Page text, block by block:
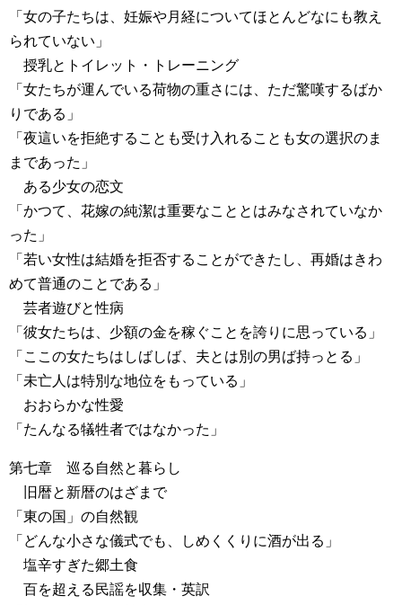
「女の子たちは、妊娠や月経についてほとんどなにも教え
られていない」
授乳とトイレット・トレーニング
「女たちが運んでいる荷物の重さには、ただ驚嘆するばか
りである」
「夜這いを拒絶することも受け入れることも女の選択のま
まであった」
ある少女の恋文
「かつて、花嫁の純潔は重要なこととはみなされていなか
った」
「若い女性は結婚を拒否することができたし、再婚はきわ
めて普通のことである」
芸者遊びと性病
「彼女たちは、少額の金を稼ぐことを誇りに思っている」
「ここの女たちはしばしば、夫とは別の男ば持っとる」
「未亡人は特別な地位をもっている」
おおらかな性愛
「たんなる犠牲者ではなかった」
第七章 巡る自然と暮らし
旧暦と新暦のはざまで
「東の国」の自然観
「どんな小さな儀式でも、しめくくりに酒が出る」
塩辛すぎた郷土食
百を超える民謡を収集・英訳